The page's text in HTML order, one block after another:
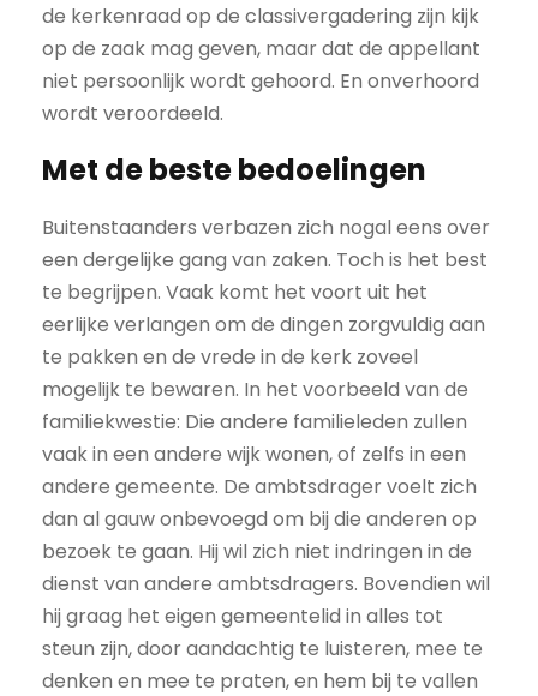
de kerkenraad op de classivergadering zijn kijk
op de zaak mag geven, maar dat de appellant
niet persoonlijk wordt gehoord. En onverhoord
wordt veroordeeld.
Met de beste bedoelingen
Buitenstaanders verbazen zich nogal eens over
een dergelijke gang van zaken. Toch is het best
te begrijpen. Vaak komt het voort uit het
eerlijke verlangen om de dingen zorgvuldig aan
te pakken en de vrede in de kerk zoveel
mogelijk te bewaren. In het voorbeeld van de
familiekwestie: Die andere familieleden zullen
vaak in een andere wijk wonen, of zelfs in een
andere gemeente. De ambtsdrager voelt zich
dan al gauw onbevoegd om bij die anderen op
bezoek te gaan. Hij wil zich niet indringen in de
dienst van andere ambtsdragers. Bovendien wil
hij graag het eigen gemeentelid in alles tot
steun zijn, door aandachtig te luisteren, mee te
denken en mee te praten, en hem bij te vallen